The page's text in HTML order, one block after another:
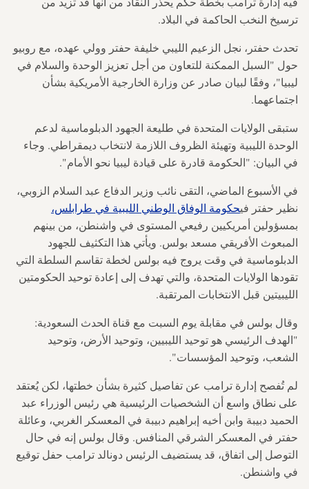
ترسيخ النخب الحاكمة في البلاد.
تحدث حفتر، نجل الزعيم الليبي خليفة حفتر وولي عهده، مع روبيو
حول "السبل الممكنة للتعاون من أجل تعزيز الوحدة والسلام في
ليبيا"، وفقًا لبيان صادر عن وزارة الخارجية الأمريكية بشأن
اجتماعهما.
ستبقى الولايات المتحدة في طليعة الجهود الدبلوماسية لدعم
الوحدة الليبية وتهيئة الظروف اللازمة لانتخاب ديمقراطي. وجاء
في البيان: "الحكومة قادرة على قيادة ليبيا نحو الأمام".
في الأسبوع الماضي، التقى نائب وزير الدفاع عبد السلام الزوبي،
نظير حفتر فيحكومة الوفاق الوطني الليبية في طرابلس،
بمسؤولين أمريكيين رفيعي المستوى في واشنطن، من بينهم
المبعوث الأفريقي مسعد بولس. ويأتي هذا التكثيف للجهود
الدبلوماسية في وقت يروج فيه بولس لخطة تقاسم السلطة التي
تقودها الولايات المتحدة، والتي تهدف إلى إعادة توحيد الحكومتين
الليبيتين قبل الانتخابات المرتقبة.
وقال بولس في مقابلة يوم السبت مع قناة الحدث السعودية:
"الهدف الرئيسي هو توحيد الليبيين، وتوحيد الأرض، وتوحيد
الشعب، وتوحيد المؤسسات".
لم تُفصح إدارة ترامب عن تفاصيل كثيرة بشأن خطتها، لكن يُعتقد
على نطاق واسع أن الشخصيات الرئيسية هي رئيس الوزراء عبد
الحميد دبيبة وابن أخيه إبراهيم دبيبة في المعسكر الغربي، وعائلة
حفتر في المعسكر الشرقي المنافس. وقال بولس إنه في حال
التوصل إلى اتفاق، قد يستضيف الرئيس دونالد ترامب حفل توقيع
في واشنطن.